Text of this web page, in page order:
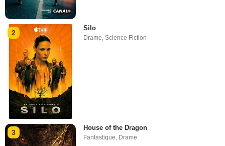
2
Silo
Drame,Science Fiction
3
House of the Dragon
Fantastique, Drame